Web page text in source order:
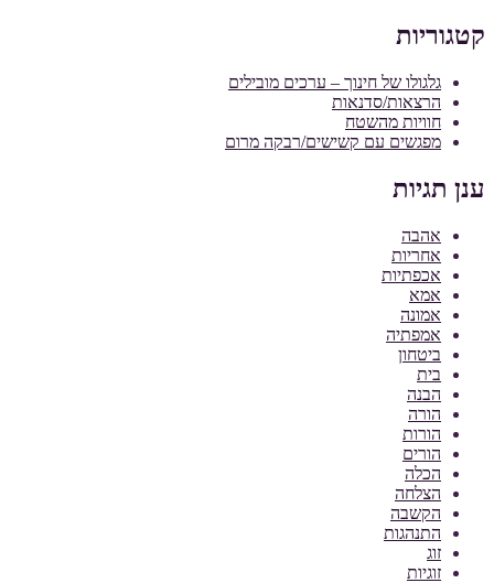
קטגוריות
גלגולו של חינוך – ערכים מובילים
הרצאות/סדנאות
חוויות מהשטח
מפגשים עם קשישים/רבקה מרום
ענן תגיות
אהבה
אחריות
אכפתיות
אמא
אמונה
אמפתיה
ביטחון
בית
הבנה
הורה
הורות
הורים
הכלה
הצלחה
הקשבה
התנהגות
זוג
זוגיות